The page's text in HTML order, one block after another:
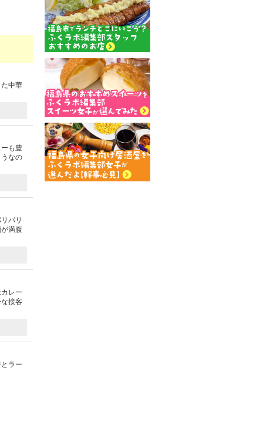
中華
も豊
なの
パリ
満腹
レー
接客
ラー